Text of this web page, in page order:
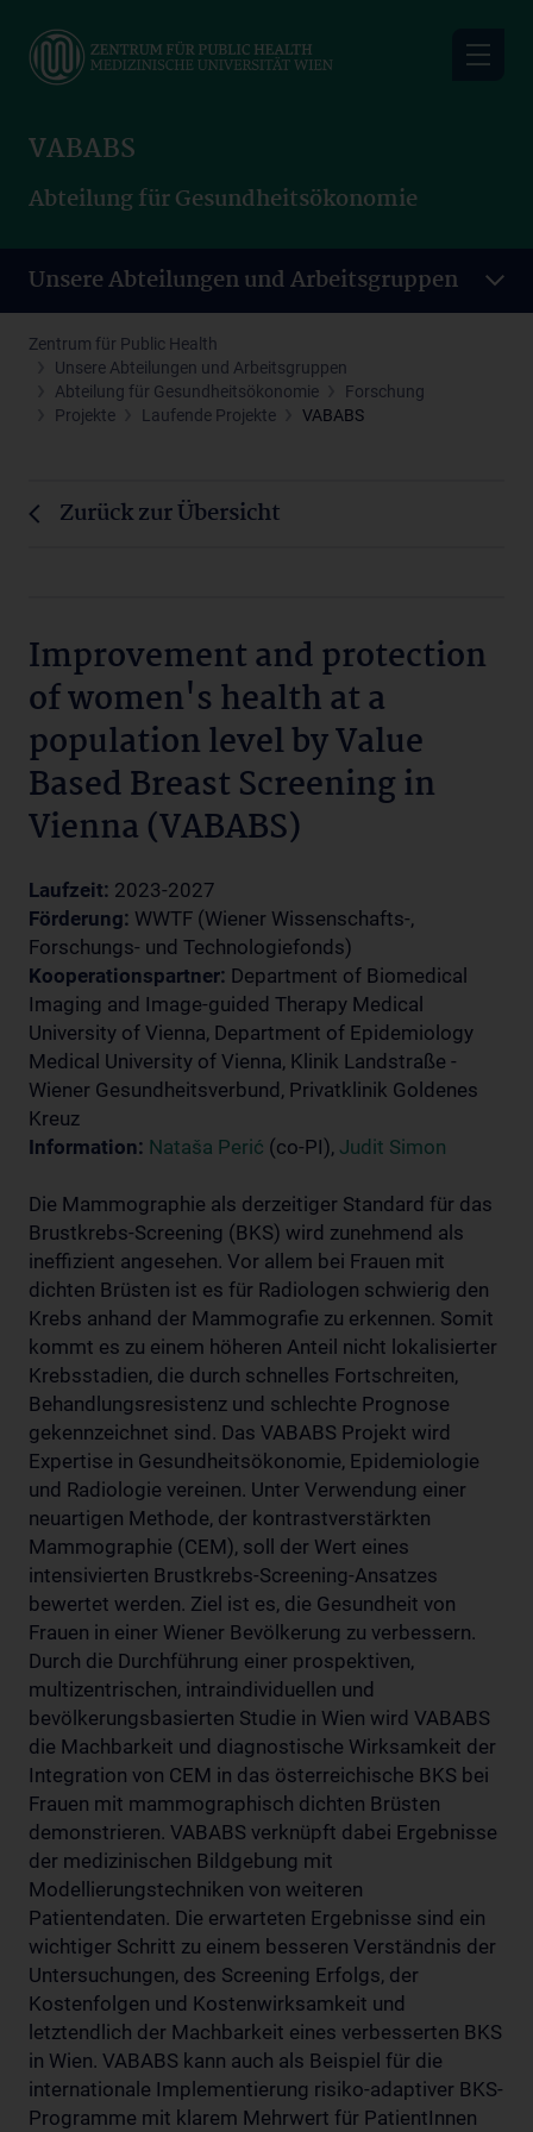
main
VABABS
Abteilung für Gesundheitsökonomie
Unsere Abteilungen und Arbeitsgruppen
Zentrum für Public Health
Unsere Abteilungen und Arbeitsgruppen
Abteilung für Gesundheitsökonomie
Forschung
Projekte
Laufende Projekte VABABS
Zurück zur Übersicht
Improvement and protection
of women's health at a
population level by Value
Based Breast Screening in
Vienna (VABABS)
Laufzeit: 2023-2027
Förderung: WWTF (Wiener Wissenschafts-,
Forschungs- und Technologiefonds)
Kooperationspartner: Department of Biomedical
Imaging and Image-guided Therapy Medical
University of Vienna, Department of Epidemiology
Medical University of Vienna, Klinik Landstraße -
Wiener Gesundheitsverbund, Privatklinik Goldenes
Kreuz
Information: Nataša Perić (co-PI), Judit Simon
Die Mammographie als derzeitiger Standard für das
Brustkrebs-Screening (BKS) wird zunehmend als
ineffizient angesehen. Vor allem bei Frauen mit
dichten Brüsten ist es für Radiologen schwierig den
Krebs anhand der Mammografie zu erkennen. Somit
kommt es zu einem höheren Anteil nicht lokalisierter
Krebsstadien, die durch schnelles Fortschreiten,
Behandlungsresistenz und schlechte Prognose
gekennzeichnet sind. Das VABABS Projekt wird
Expertise in Gesundheitsökonomie, Epidemiologie
und Radiologie vereinen. Unter Verwendung einer
neuartigen Methode, der kontrastverstärkten
Mammographie (CEM), soll der Wert eines
intensivierten Brustkrebs-Screening-Ansatzes
bewertet werden. Ziel ist es, die Gesundheit von
Frauen in einer Wiener Bevölkerung zu verbessern.
Durch die Durchführung einer prospektiven,
multizentrischen, intraindividuellen und
bevölkerungsbasierten Studie in Wien wird VABABS
die Machbarkeit und diagnostische Wirksamkeit der
Integration von CEM in das österreichische BKS bei
Frauen mit mammographisch dichten Brüsten
demonstrieren. VABABS verknüpft dabei Ergebnisse
der medizinischen Bildgebung mit
Modellierungstechniken von weiteren
Patientendaten. Die erwarteten Ergebnisse sind ein
wichtiger Schritt zu einem besseren Verständnis der
Untersuchungen, des Screening Erfolgs, der
Kostenfolgen und Kostenwirksamkeit und
letztendlich der Machbarkeit eines verbesserten BKS
in Wien. VABABS kann auch als Beispiel für die
internationale Implementierung risiko-adaptiver BKS-
Programme mit klarem Mehrwert für PatientInnen